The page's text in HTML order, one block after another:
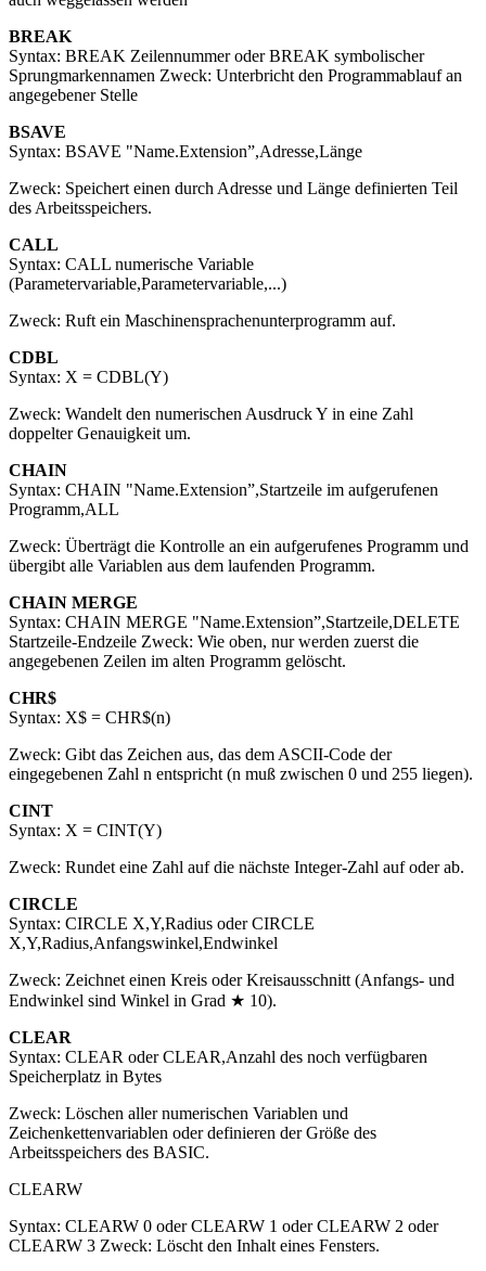
BREAK
Syntax: BREAK Zeilennummer oder BREAK symbolischer
Sprungmarkennamen Zweck: Unterbricht den Programmablauf an
angegebener Stelle
BSAVE
Syntax: BSAVE "Name.Extension”,Adresse,Länge
Zweck: Speichert einen durch Adresse und Länge definierten Teil
des Arbeitsspeichers.
CALL
Syntax: CALL numerische Variable
(Parametervariable,Parametervariable,...)
Zweck: Ruft ein Maschinensprachenunterprogramm auf.
CDBL
Syntax: X = CDBL(Y)
Zweck: Wandelt den numerischen Ausdruck Y in eine Zahl
doppelter Genauigkeit um.
CHAIN
Syntax: CHAIN "Name.Extension”,Startzeile im aufgerufenen
Programm,ALL
Zweck: Überträgt die Kontrolle an ein aufgerufenes Programm und
übergibt alle Variablen aus dem laufenden Programm.
CHAIN MERGE
Syntax: CHAIN MERGE "Name.Extension”,Startzeile,DELETE
Startzeile-Endzeile Zweck: Wie oben, nur werden zuerst die
angegebenen Zeilen im alten Programm gelöscht.
CHR$
Syntax: X$ = CHR$(n)
Zweck: Gibt das Zeichen aus, das dem ASCII-Code der
eingegebenen Zahl n entspricht (n muß zwischen 0 und 255 liegen).
CINT
Syntax: X = CINT(Y)
Zweck: Rundet eine Zahl auf die nächste Integer-Zahl auf oder ab.
CIRCLE
Syntax: CIRCLE X,Y,Radius oder CIRCLE
X,Y,Radius,Anfangswinkel,Endwinkel
Zweck: Zeichnet einen Kreis oder Kreisausschnitt (Anfangs- und
Endwinkel sind Winkel in Grad ★ 10).
CLEAR
Syntax: CLEAR oder CLEAR,Anzahl des noch verfügbaren
Speicherplatz in Bytes
Zweck: Löschen aller numerischen Variablen und
Zeichenkettenvariablen oder definieren der Größe des
Arbeitsspeichers des BASIC.
CLEARW
Syntax: CLEARW 0 oder CLEARW 1 oder CLEARW 2 oder
CLEARW 3 Zweck: Löscht den Inhalt eines Fensters.